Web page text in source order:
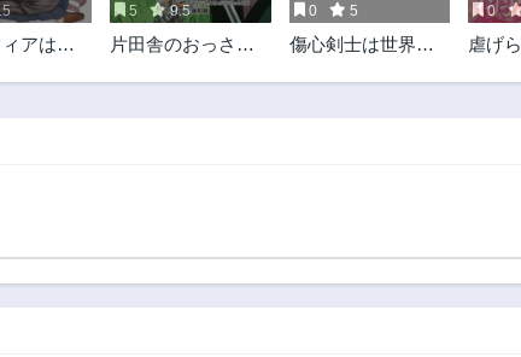
アは怖
5 9.5
片田舎のおっさ
0 5
傷心剣士は世界最
竜の力を手に入れ
0
虐げ